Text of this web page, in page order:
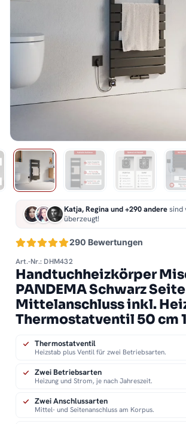
290 Bewertungen
Katja, Regina und +290 anderesind
überzeugt!
Art.-Nr.: DHM432
Handtuchheizkörper
PANDEMA Schwarz
Mittelanschluss inkl.
Thermostatventil 50 cm
Thermostatventil
Heizstab plus Ventil für zwei Betriebsarten.
Zwei Betriebsarten
Heizung und Strom, je nach Jahreszeit.
Zwei Anschlussarten
Mittel- und Seitenanschluss am Korpus.